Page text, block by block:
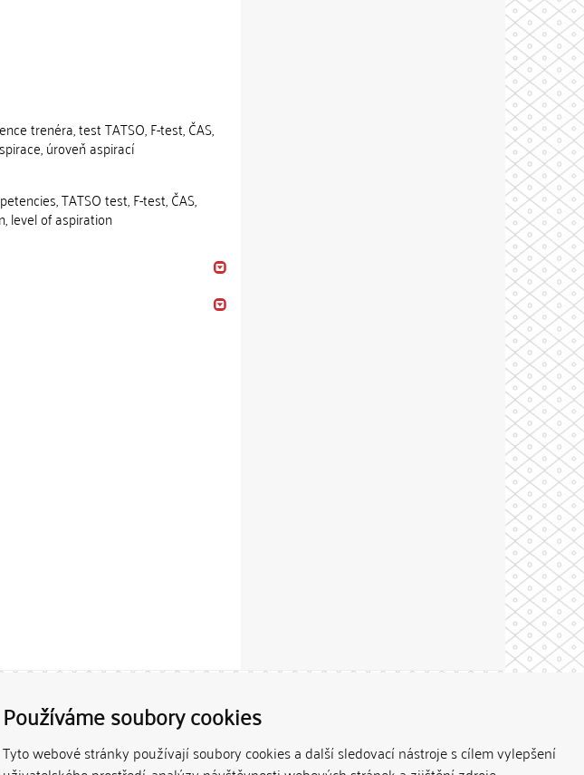
Používáme soubory cookies
Tyto webové stránky používají soubory cookies a další sledovací nástroje s cílem vylepšení
trenéra, test TATSO, F-test, ČAS,
úroveň aspirací
TATSO test, F-test, ČAS,
level of aspiration
[at] cuni.cz
/ Each constituent